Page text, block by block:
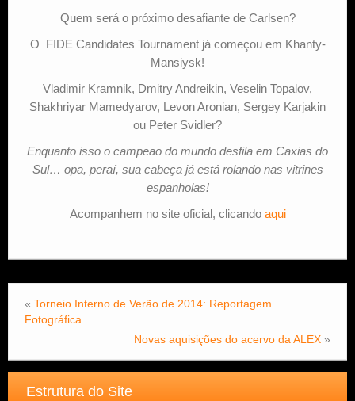
Estude Xadrez
Quem será o próximo desafiante de Carlsen?
O FIDE Candidates Tournament já começou em Khanty-
Mansiysk!
Vladimir Kramnik, Dmitry Andreikin, Veselin Topalov,
Shakhriyar Mamedyarov, Levon Aronian, Sergey Karjakin
ou Peter Svidler?
Enquanto isso o campeao do mundo desfila em Caxias do
Sul… opa, peraí, sua cabeça já está rolando nas vitrines
espanholas!
Acompanhem no site oficial, clicando aqui
« Torneio Interno de Verão de 2014: Reportagem
Fotográfica
Novas aquisições do acervo da ALEX »
Estrutura do Site